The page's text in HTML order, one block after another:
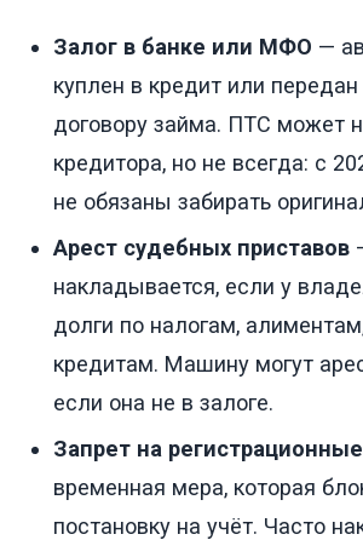
Залог в банке или МФО —
куплен в кредит или
договору займа. ПТС может
кредитора, но не всегда: с
не обязаны забирать
Арест судебных приставов
накладывается, если у
долги по налогам,
кредитам. Машину могут
если она не в залоге.
Запрет на
временная мера, которая
постановку на учёт. Часто